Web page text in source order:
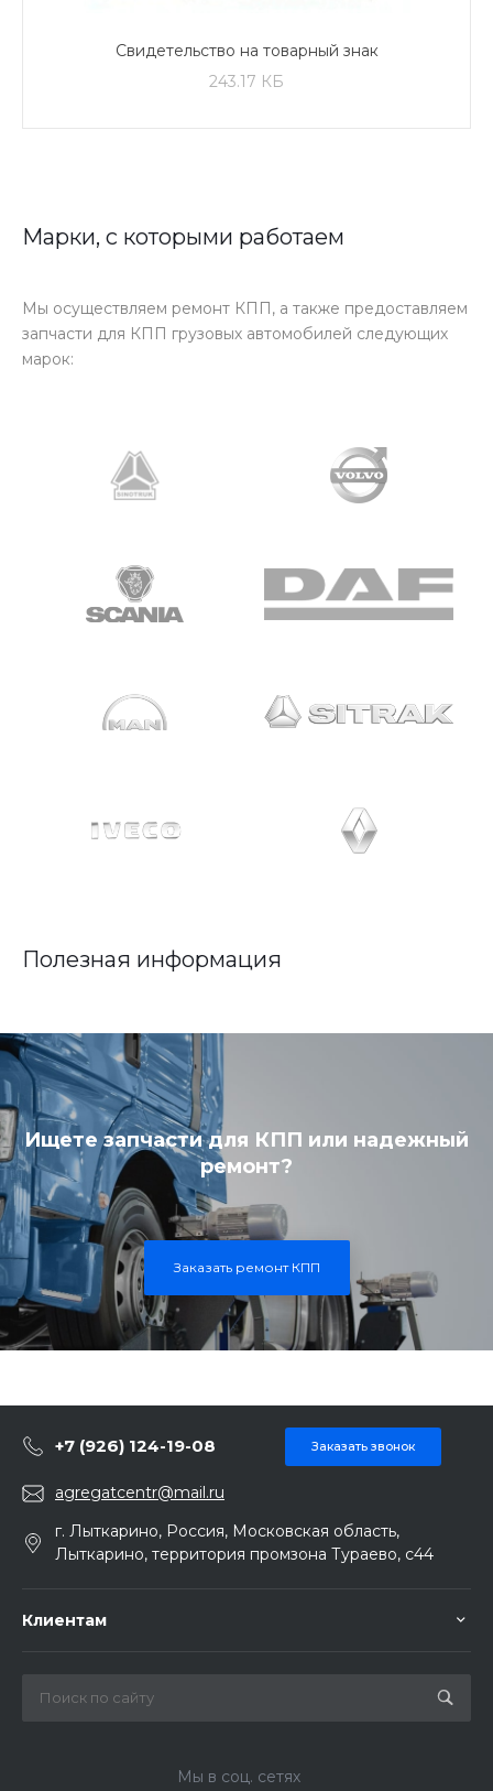
Свидетельство на товарный знак
243.17 КБ
Марки, с которыми работаем
Мы осуществляем ремонт КПП, а также предоставляем
запчасти для КПП грузовых автомобилей следующих
марок:
Полезная информация
Ищете запчасти для КПП или надежный
ремонт?
Заказать ремонт КПП
+7 (926) 124-19-08 Заказать звонок
agregatcentr@mail.ru
г. Лыткарино, Россия, Московская область,
Лыткарино, территория промзона Тураево, с44
Клиентам
Мы в соц. сетях